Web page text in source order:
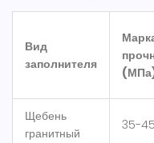
Вид
заполнителя
Щебень
гранитный
35-45